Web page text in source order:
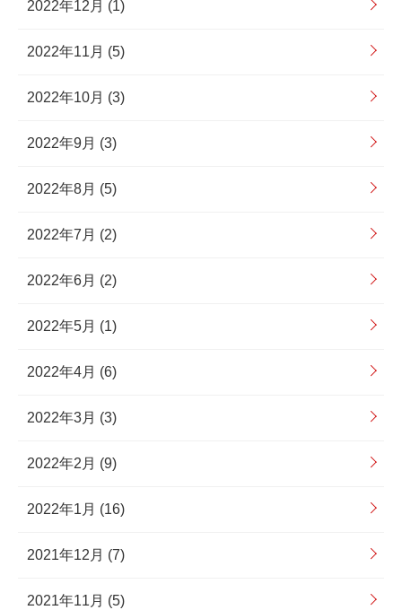
2022年12月 (1)
2022年11月 (5)
2022年10月 (3)
2022年9月 (3)
2022年8月 (5)
2022年7月 (2)
2022年6月 (2)
2022年5月 (1)
2022年4月 (6)
2022年3月 (3)
2022年2月 (9)
2022年1月 (16)
2021年12月 (7)
2021年11月 (5)